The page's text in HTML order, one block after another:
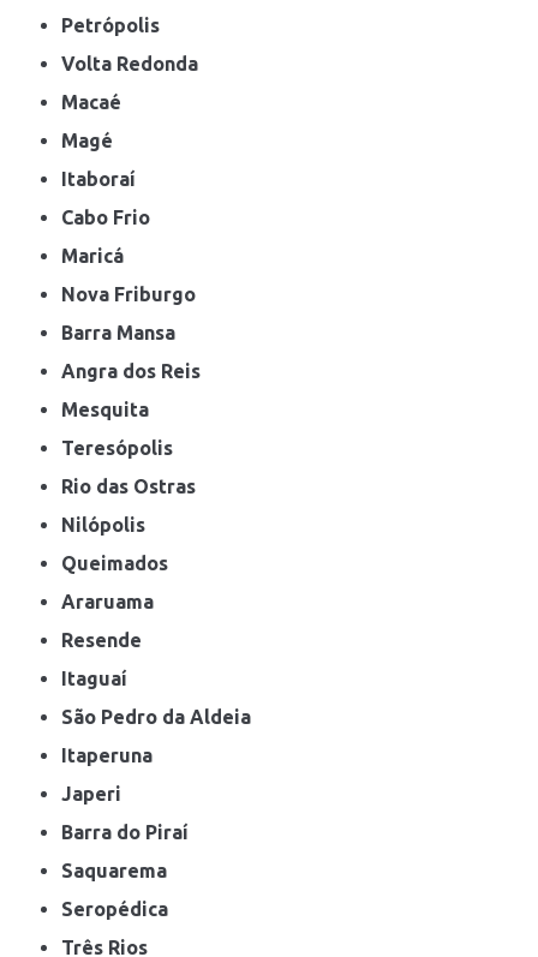
Petrópolis
Volta Redonda
Macaé
Magé
Itaboraí
Cabo Frio
Maricá
Nova Friburgo
Barra Mansa
Angra dos Reis
Mesquita
Teresópolis
Rio das Ostras
Nilópolis
Queimados
Araruama
Resende
Itaguaí
São Pedro da Aldeia
Itaperuna
Japeri
Barra do Piraí
Saquarema
Seropédica
Três Rios